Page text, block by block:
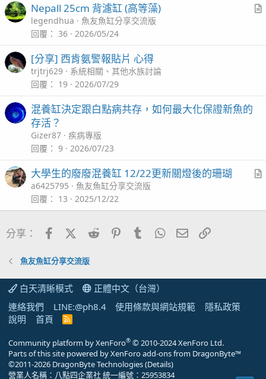
沙巴綠最近都張不太開，不確定是不是受不了小丑的騷
c
Nepall 25cm 背濾缸 (高等藻)
legendhua
魚友魚缸分享交流版
回覆
36 2026/05/24
[分享] 西肯氨警報貼片 心得
trjtrj629
系統相關、其他水族討論
回覆
19 2026/07/29
混養缸決定跟白點病共存，如何最大化保證新魚的
存活？
Gizer87
疾病專版
回覆
9 2026/07/23
i
大學生的廢廢混養缸 12/22更新關燈後的珊瑚
a6425795
魚友魚缸分享交流版
回覆
13 2025/12/22
分享： FacebookX (Twitter)
Reddit PinterestTumblrWhatsApp電子郵件
魚友魚缸分享交流版
白天清晰模式
正體中文（台灣）
連絡我們
LINE:@ph8.4 使用條款與網站規範
隱私政策
說明
首頁
R
Community platform by XenForo® © 2010-2024 XenForo Ltd.
Parts of this site powered byXenForo add-ons from DragonByte™
©2011-2026 DragonByte Technologies(Details)
營業人名稱：八點四企業社 統一編號：25953834